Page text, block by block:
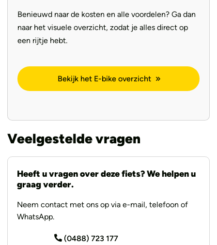
Benieuwd naar de kosten en alle voordelen? Ga dan
naar het visuele overzicht, zodat je alles direct op
een rijtje hebt.
Bekijk het E-bike overzicht
Veelgestelde vragen
Heeft u vragen over deze fiets? We helpen u
graag verder.
Neem contact met ons op via e-mail, telefoon of
WhatsApp.
(0488) 723 177